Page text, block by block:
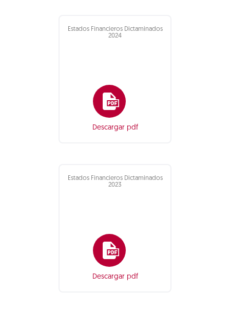
Estados Financieros Dictaminados
2024
Descargar pdf
Estados Financieros Dictaminados
2023
Descargar pdf